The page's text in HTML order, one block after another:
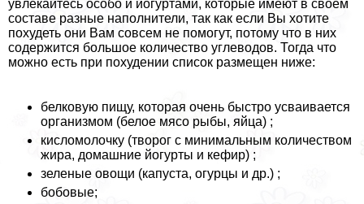
увлекайтесь особо и йогуртами, которые имеют в своем
составе разные наполнители, так как если Вы хотите
похудеть они Вам совсем не помогут, потому что в них
содержится большое количество углеводов. Тогда что
можно есть при похудении список размещен ниже:
белковую пищу, которая очень быстро усваивается
организмом (белое мясо рыбы, яйца) ;
кисломолочку (творог с минимальным количеством
жира, домашние йогурты и кефир) ;
зеленые овощи (капуста, огурцы и др.) ;
бобовые;